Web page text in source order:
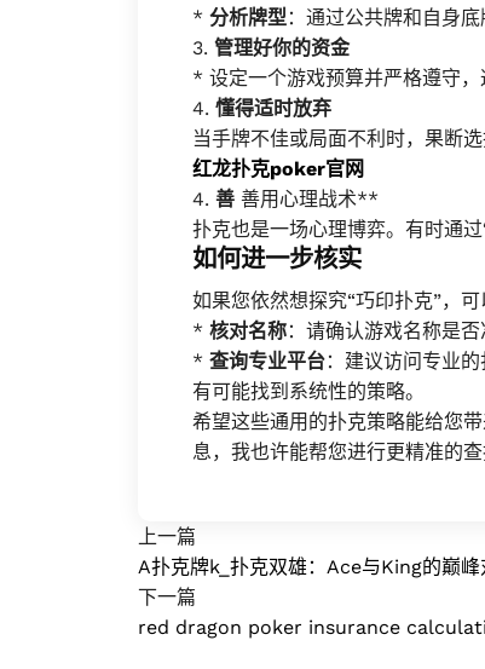
* 分析牌型：通过公共牌和自身
3. 管理好你的资金
* 设定一个游戏预算并严格遵守，
4. 懂得适时放弃
当手牌不佳或局面不利时，果断
红龙扑克poker官网
4. 善 善用心理战术**
扑克也是一场心理博弈。有时通
如何进一步核实
如果您依然想探究“巧印扑克”，可
* 核对名称：请确认游戏名称是
* 查询专业平台：建议访问专业
有可能找到系统性的策略。
希望这些通用的扑克策略能给您
息，我也许能帮您进行更精准的查
上一篇
A扑克牌k_扑克双雄：Ace与King的巅峰
下一篇
red dragon poker insurance